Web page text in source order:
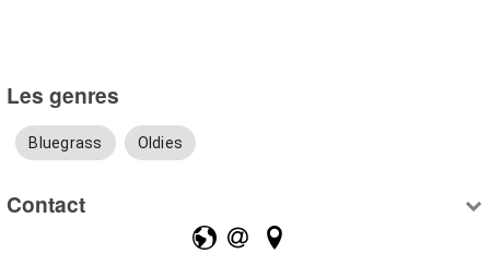
Les genres
Bluegrass Oldies
Contact